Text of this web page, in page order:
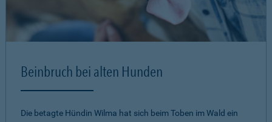
Beinbruch bei alten Hunden
Die betagte Hündin Wilma hat sich beim Toben im Wald ein